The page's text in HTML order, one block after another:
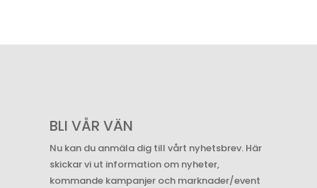
BLI VÅR VÄN
Nu kan du anmäla dig till vårt nyhetsbrev. Här
skickar vi ut information om nyheter,
kommande kampanjer och marknader/event